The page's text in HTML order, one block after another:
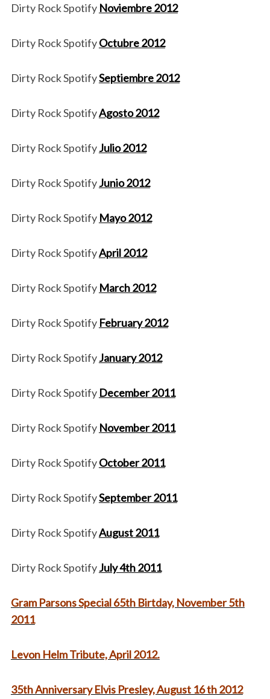
Dirty Rock Spotify Noviembre 2012
Dirty Rock SpotifyOctubre 2012
Dirty Rock SpotifySeptiembre 2012
Dirty Rock SpotifyAgosto 2012
Dirty Rock SpotifyJulio 2012
Dirty Rock SpotifyJunio 2012
Dirty Rock Spotify Mayo 2012
Dirty Rock SpotifyApril 2012
Dirty Rock Spotify March 2012
Dirty Rock Spotify February 2012
Dirty Rock SpotifyJanuary 2012
Dirty Rock Spotify December 2011
Dirty Rock Spotify November 2011
Dirty Rock SpotifyOctober 2011
Dirty Rock SpotifySeptember 2011
Dirty Rock SpotifyAugust 2011
Dirty Rock SpotifyJuly 4th 2011
Gram Parsons Special 65th Birtday, November 5th
2011
Levon Helm Tribute, April 2012.
35th Anniversary Elvis Presley, August 16 th 2012